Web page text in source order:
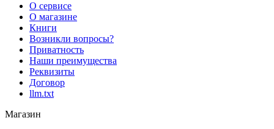
О сервисе
О магазине
Книги
Возникли вопросы?
Приватность
Наши преимущества
Реквизиты
Договор
llm.txt
Магазин